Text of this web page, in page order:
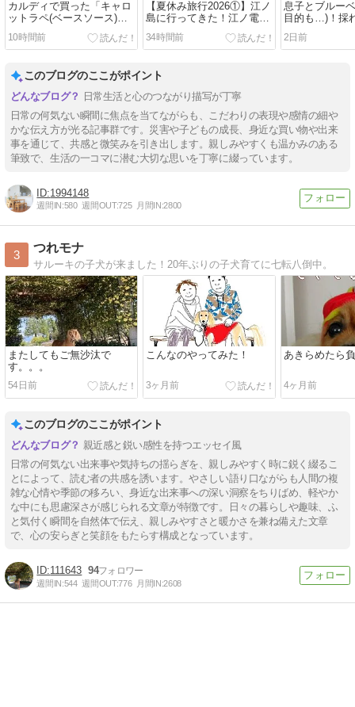
カルディで買った「キャロ
ットラペ(ベースソース)」
【ごはん記録7/27～】
10時間前
【夏休み旅行2026①】江ノ
島に行ってきた！江ノ電と
鎌倉の大仏
34時間前
息子とブルー
目的も…)！採
ベリーで贅沢
2日前
このブログのここがポイント
日常生活と心のつながり描写が丁寧
日常の何気ない瞬間に焦点を当てながらも、こだわりの表現や感情の細や
かな伝え方が光る記事群です。災害や子どもの成長、身近な買い物や出来
事を通じて、共感と微笑みを引き出します。親しみやすくも温かみのある
筆致で、生活の一コマに潜む大切な思いを丁寧に綴っています。
1994148
週間IN:580 週間OUT:725 月間IN:2800
3
つれモナ
サルーキの子犬が来ました！20年ぶりの子犬育てに七転八倒中。
またしてもご無沙汰で
す。。。
54日前
こんなのやってみた！
3ヶ月前
あきらめたら
4ヶ月前
このブログのここがポイント
親近感と鋭い感性を持つエッセイ風
日常の何気ない出来事や気持ちの揺らぎを、親しみやすく時に鋭く綴るこ
とによって、読む者の共感を誘います。やさしい語り口ながらも人間の複
雑な心情や季節の移ろい、身近な出来事への深い洞察をちりばめ、軽やか
な中にも思慮深さが感じられる文章が特徴です。日々の暮らしや趣味、ふ
と気付く瞬間を自然体で伝え、親しみやすさと暖かさを兼ね備えた文章
で、心の安らぎと笑顔をもたらす構成となっています。
111643 94
週間IN:544 週間OUT:776 月間IN:2608